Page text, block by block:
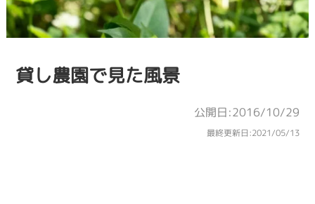
貸し農園で見た風景
公開日:2016/10/29
最終更新日:2021/05/13